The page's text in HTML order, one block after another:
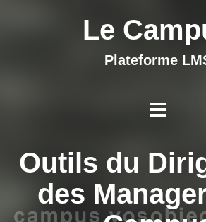
Le
Plateforme
Outils du
des